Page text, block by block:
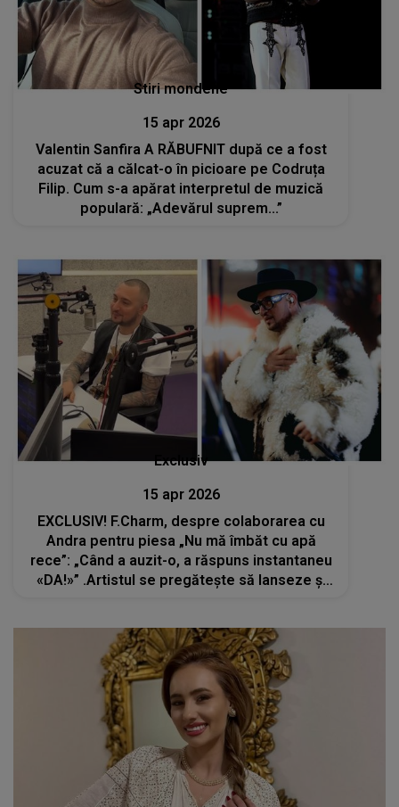
Stiri mondene
15 apr 2026
Valentin Sanfira A RĂBUFNIT după ce a fost
acuzat că a călcat-o în picioare pe Codruța
Filip. Cum s-a apărat interpretul de muzică
populară: „Adevărul suprem...”
Exclusiv
15 apr 2026
EXCLUSIV! F.Charm, despre colaborarea cu
Andra pentru piesa „Nu mă îmbăt cu apă
rece”: „Când a auzit-o, a răspuns instantaneu
«DA!»” .Artistul se pregătește să lanseze și